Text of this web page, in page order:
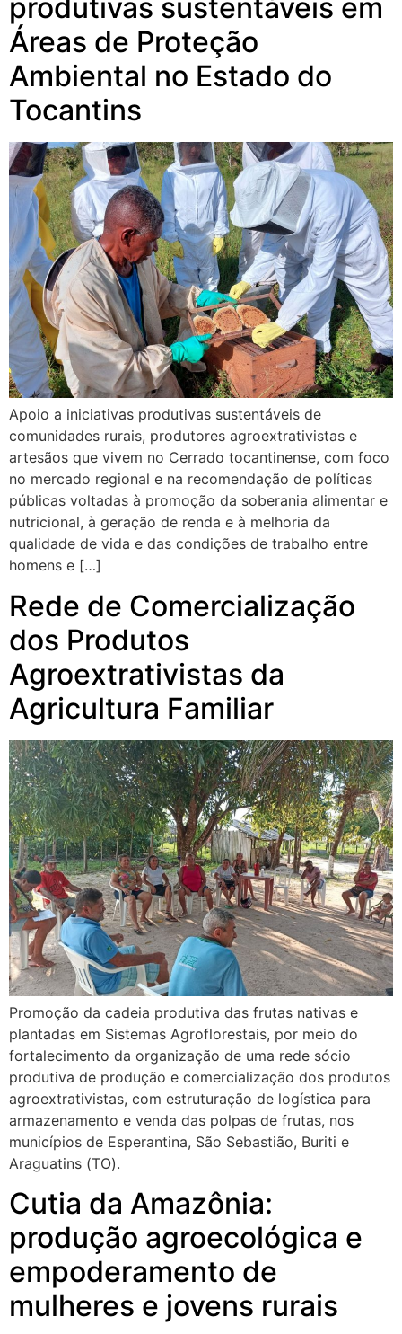
produtivas sustentáveis em
Áreas de Proteção
Ambiental no Estado do
Tocantins
Apoio a iniciativas produtivas sustentáveis de
comunidades rurais, produtores agroextrativistas e
artesãos que vivem no Cerrado tocantinense, com foco
no mercado regional e na recomendação de políticas
públicas voltadas à promoção da soberania alimentar e
nutricional, à geração de renda e à melhoria da
qualidade de vida e das condições de trabalho entre
homens e […]
Rede de Comercialização
dos Produtos
Agroextrativistas da
Agricultura Familiar
Promoção da cadeia produtiva das frutas nativas e
plantadas em Sistemas Agroflorestais, por meio do
fortalecimento da organização de uma rede sócio
produtiva de produção e comercialização dos produtos
agroextrativistas, com estruturação de logística para
armazenamento e venda das polpas de frutas, nos
municípios de Esperantina, São Sebastião, Buriti e
Araguatins (TO).
Cutia da Amazônia:
produção agroecológica e
empoderamento de
mulheres e jovens rurais